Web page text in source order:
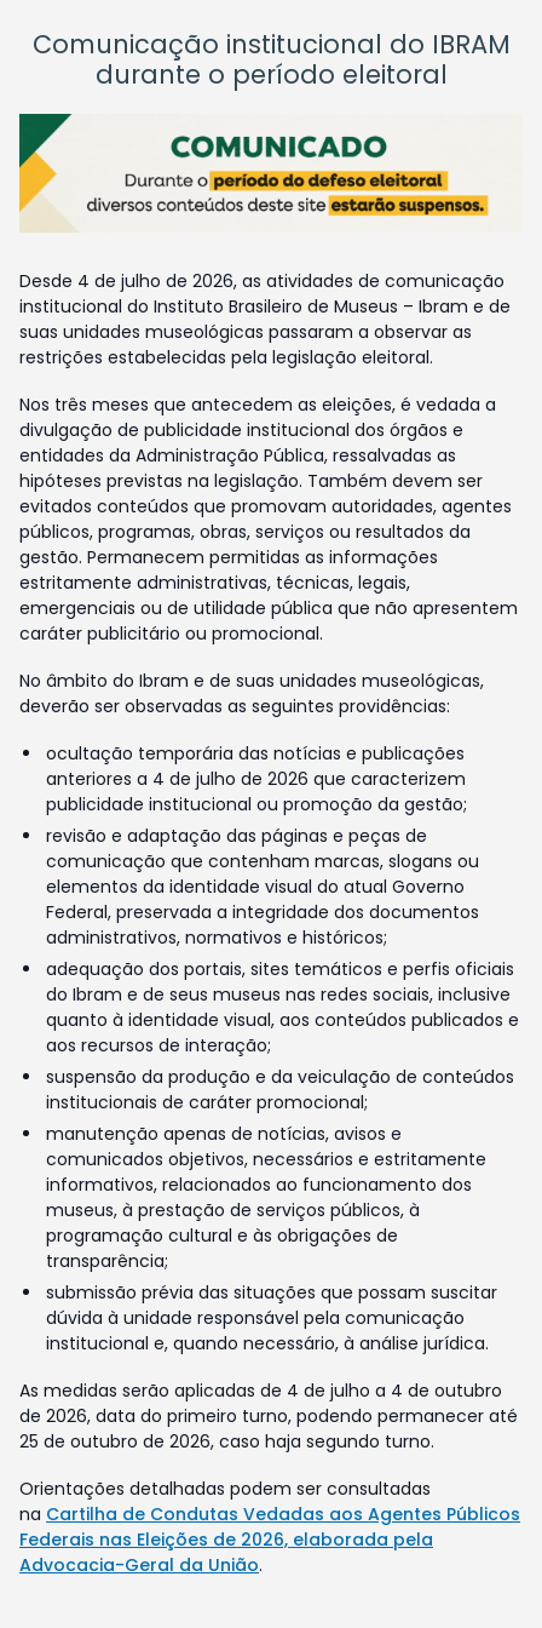
Comunicação institucional do IBRAM
durante o período eleitoral
Desde 4 de julho de 2026, as atividades de comunicação
institucional do Instituto Brasileiro de Museus – Ibram e de
suas unidades museológicas passaram a observar as
restrições estabelecidas pela legislação eleitoral.
Nos três meses que antecedem as eleições, é vedada a
divulgação de publicidade institucional dos órgãos e
entidades da Administração Pública, ressalvadas as
hipóteses previstas na legislação. Também devem ser
evitados conteúdos que promovam autoridades, agentes
públicos, programas, obras, serviços ou resultados da
gestão. Permanecem permitidas as informações
estritamente administrativas, técnicas, legais,
emergenciais ou de utilidade pública que não apresentem
caráter publicitário ou promocional.
No âmbito do Ibram e de suas unidades museológicas,
deverão ser observadas as seguintes providências:
ocultação temporária das notícias e publicações
anteriores a 4 de julho de 2026 que caracterizem
publicidade institucional ou promoção da gestão;
revisão e adaptação das páginas e peças de
comunicação que contenham marcas, slogans ou
elementos da identidade visual do atual Governo
Federal, preservada a integridade dos documentos
administrativos, normativos e históricos;
adequação dos portais, sites temáticos e perfis oficiais
do Ibram e de seus museus nas redes sociais, inclusive
quanto à identidade visual, aos conteúdos publicados e
aos recursos de interação;
suspensão da produção e da veiculação de conteúdos
institucionais de caráter promocional;
manutenção apenas de notícias, avisos e
comunicados objetivos, necessários e estritamente
informativos, relacionados ao funcionamento dos
museus, à prestação de serviços públicos, à
programação cultural e às obrigações de
transparência;
submissão prévia das situações que possam suscitar
dúvida à unidade responsável pela comunicação
institucional e, quando necessário, à análise jurídica.
As medidas serão aplicadas de 4 de julho a 4 de outubro
de 2026, data do primeiro turno, podendo permanecer até
25 de outubro de 2026, caso haja segundo turno.
Orientações detalhadas podem ser consultadas
na Cartilha de Condutas Vedadas aos Agentes Públicos
Federais nas Eleições de 2026, elaborada pela
Advocacia-Geral da União.